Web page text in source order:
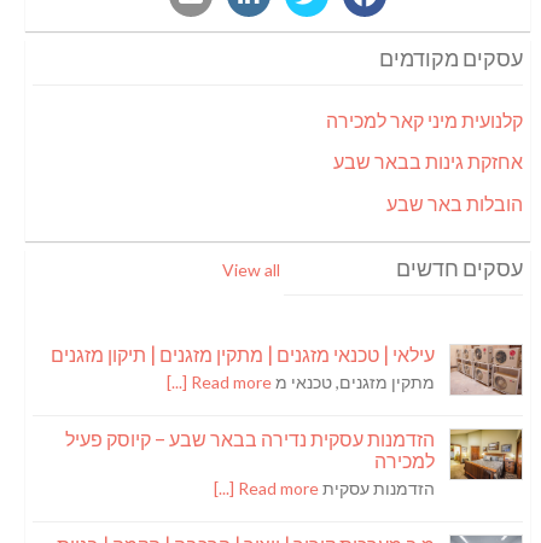
עסקים מקודמים
קלנועית מיני קאר למכירה
אחזקת גינות בבאר שבע
הובלות באר שבע
עסקים חדשים View all
עילאי | טכנאי מזגנים | מתקין מזגנים | תיקון מזגנים
מתקין מזגנים, טכנאי מRead more [...]
הזדמנות עסקית נדירה בבאר שבע – קיוסק פעיל
למכירה
הזדמנות עסקיתRead more [...]